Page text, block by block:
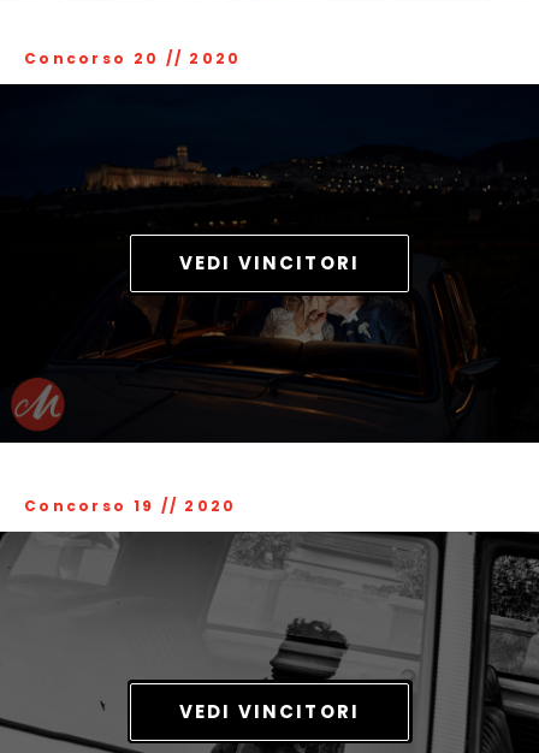
Concorso 20 // 2020
VEDI VINCITORI
Concorso 19 // 2020
VEDI VINCITORI